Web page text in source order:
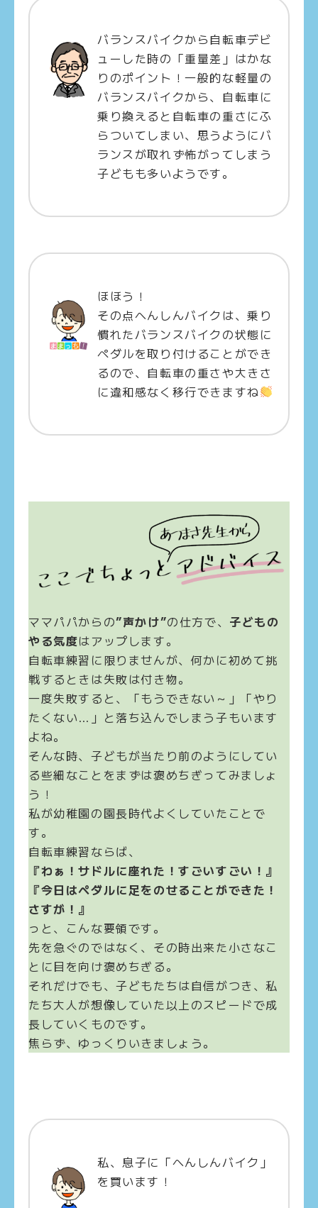
バランスバイクから自転車デビ
ューした時の「重量差」はかな
りのポイント！一般的な軽量の
バランスバイクから、自転車に
乗り換えると自転車の重さにふ
らついてしまい、思うようにバ
ランスが取れず怖がってしまう
子どもも多いようです。
ほほう！
その点へんしんバイクは、乗り
慣れたバランスバイクの状態に
ペダルを取り付けることができ
るので、自転車の重さや大きさ
に違和感なく移行できますね
ママパパからの”声かけ”の仕方で、 子どもの
やる気度はアップします。
自転車練習に限りませんが、何かに初めて挑
戦するときは失敗は付き物。
一度失敗すると、「もうできない～」「やり
たくない…」と落ち込んでしまう子もいます
よね。
そんな時、子どもが当たり前のようにしてい
る些細なことをまずは褒めちぎってみましょ
う！
私が幼稚園の園長時代よくしていたことで
す。
自転車練習ならば、
『わぁ！サドルに座れた！すごいすごい！』
『今日はペダルに足をのせることができた！
さすが！』
っと、こんな要領です。
先を急ぐのではなく、その時出来た小さなこ
とに目を向け褒めちぎる。
それだけでも、子どもたちは自信がつき、私
たち大人が想像していた以上のスピードで成
長していくものです。
焦らず、ゆっくりいきましょう。
私、息子に「へんしんバイク」
を買います！